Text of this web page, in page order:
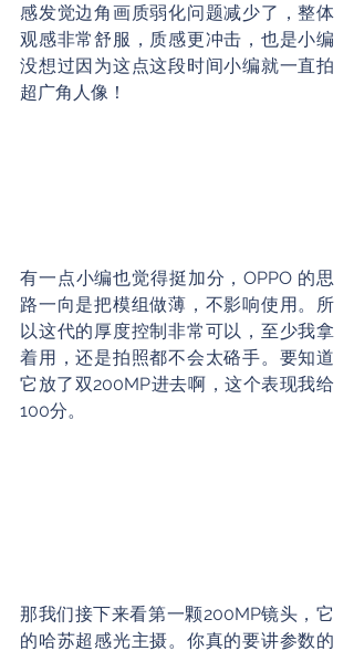
感发觉边角画质弱化问题减少了，整体
观感非常舒服，质感更冲击，也是小编
没想过因为这点这段时间小编就一直拍
超广角人像！
有一点小编也觉得挺加分，OPPO 的思
路一向是把模组做薄，不影响使用。所
以这代的厚度控制非常可以，至少我拿
着用，还是拍照都不会太硌手。要知道
它放了双200MP进去啊，这个表现我给
100分。
那我们接下来看第一颗200MP镜头，它
的哈苏超感光主摄。你真的要讲参数的